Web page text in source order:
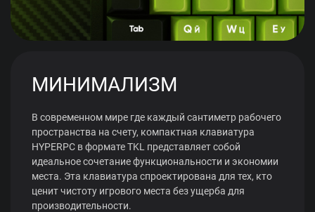
МИНИМАЛИЗМ
В современном мире где каждый сантиметр рабочего
пространства на счету, компактная клавиатура
HYPERPC в формате TKL представляет собой
идеальное сочетание функциональности и экономии
места. Эта клавиатура спроектирована для тех, кто
ценит чистоту игрового места без ущерба для
производительности.